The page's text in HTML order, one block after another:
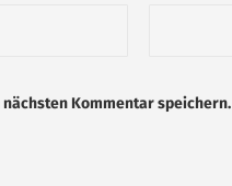
Kommentar speichern.